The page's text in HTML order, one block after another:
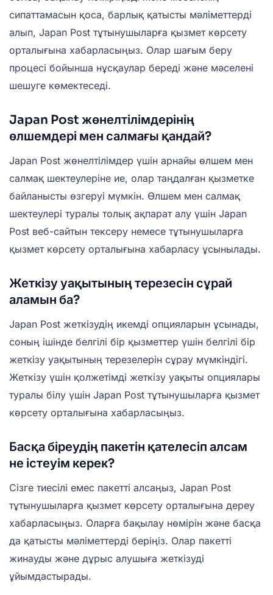
сипаттамасын қоса, барлық қатысты мәліметтерді
алып, Japan Post тұтынушыларға қызмет көрсету
орталығына хабарласыңыз. Олар шағым беру
процесі бойынша нұсқаулар береді және мәселені
шешуге көмектеседі.
Japan Post жөнелтілімдерінің
өлшемдері мен салмағы қандай?
Japan Post жөнелтілімдер үшін арнайы өлшем мен
салмақ шектеулеріне ие, олар таңдалған қызметке
байланысты өзгеруі мүмкін. Өлшем мен салмақ
шектеулері туралы толық ақпарат алу үшін Japan
Post веб-сайтын тексеру немесе тұтынушыларға
қызмет көрсету орталығына хабарласу ұсынылады.
Жеткізу уақытының терезесін сұрай
аламын ба?
Japan Post жеткізудің икемді опцияларын ұсынады,
соның ішінде белгілі бір қызметтер үшін белгілі бір
жеткізу уақытының терезелерін сұрау мүмкіндігі.
Жеткізу үшін қолжетімді жеткізу уақыты опциялары
туралы білу үшін Japan Post тұтынушыларға қызмет
көрсету орталығына хабарласыңыз.
Басқа біреудің пакетін қателесіп алсам
не істеуім керек?
Сізге тиесілі емес пакетті алсаңыз, Japan Post
тұтынушыларға қызмет көрсету орталығына дереу
хабарласыңыз. Оларға бақылау нөмірін және басқа
да қатысты мәліметтерді беріңіз. Олар пакетті
жинауды және дұрыс алушыға жеткізуді
ұйымдастырады.